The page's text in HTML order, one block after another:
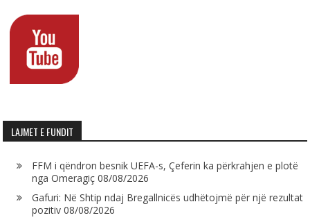
LAJMET E FUNDIT
FFM i qëndron besnik UEFA-s, Çeferin ka përkrahjen e plotë
nga Omeragiç 08/08/2026
Gafuri: Në Shtip ndaj Bregallnicës udhëtojmë për një rezultat
pozitiv 08/08/2026